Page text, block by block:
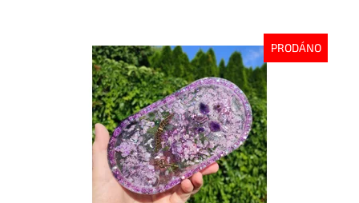
PRODÁNO
Dostupnost:
Vyprodáno
9015